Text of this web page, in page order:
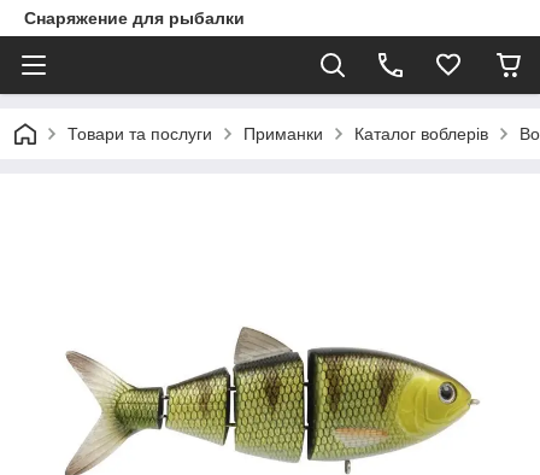
Снаряжение для рыбалки
Товари та послуги Приманки Каталог воблерів